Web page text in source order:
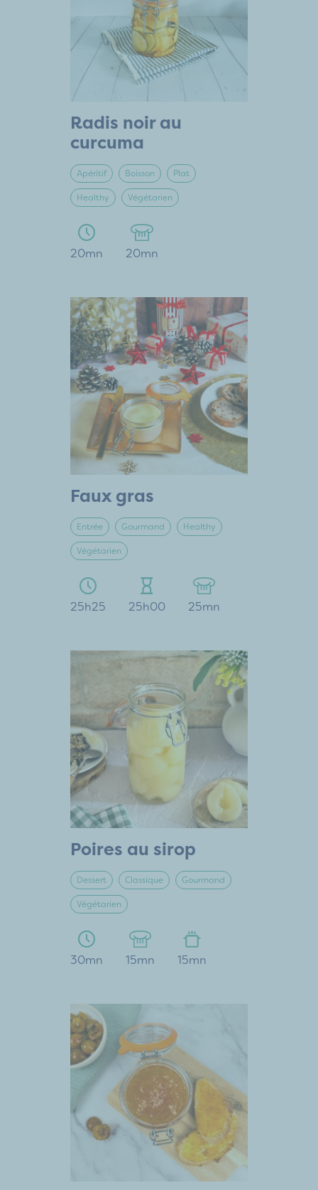
Radis noir au
curcuma
Apéritif Boisson Plat
Healthy Végétarien
20mn 20mn
Faux gras
Entrée Gourmand Healthy
Végétarien
25h25 25h00 25mn
Poires au sirop
Dessert Classique Gourmand
Végétarien
30mn 15mn 15mn